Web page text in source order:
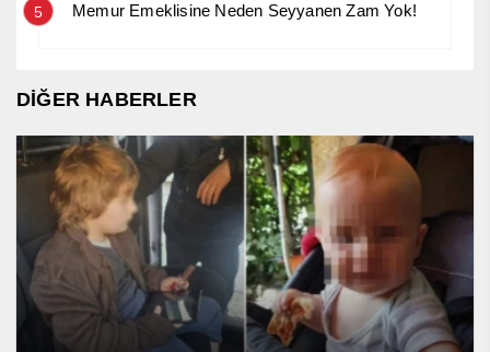
5 Memur Emeklisine Neden Seyyanen Zam Yok!
DİĞER HABERLER